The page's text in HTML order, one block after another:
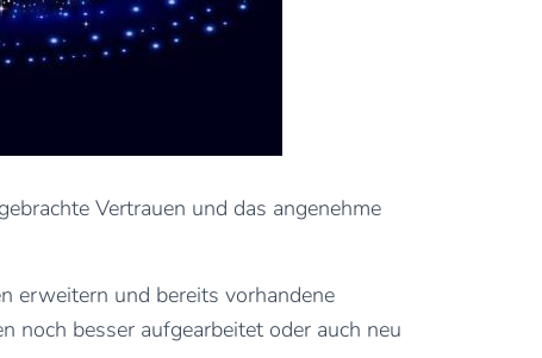
Vertrauen und das angenehme
erweitern und bereits vorhandene
noch besser aufgearbeitet oder auch neu